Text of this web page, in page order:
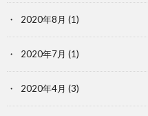
2020年8月 (1)
2020年7月 (1)
2020年4月 (3)